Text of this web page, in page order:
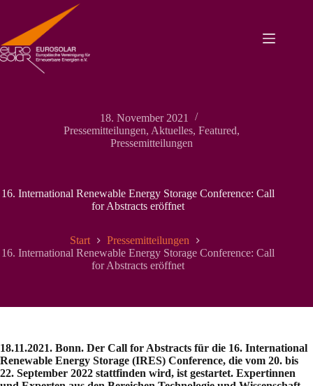
springen
18. November 2021
Pressemitteilungen, Aktuelles,Featured,
Pressemitteilungen
16. International Renewable Energy Storage Conference: Call
for Abstracts eröffnet
Start
Pressemitteilungen
16. International Renewable Energy Storage Conference: Call
for Abstracts eröffnet
18.11.2021. Bonn. Der Call for Abstracts für die 16. International
Renewable Energy Storage (IRES) Conference, die vom 20. bis
22. September 2022 stattfinden wird, ist gestartet. Expertinnen